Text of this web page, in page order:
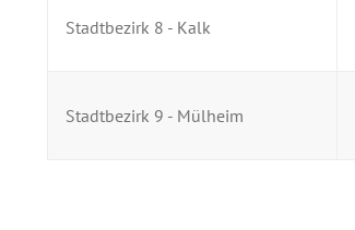
Stadtbezirk 8 - Kalk
Stadtbezirk 9 - Mülheim